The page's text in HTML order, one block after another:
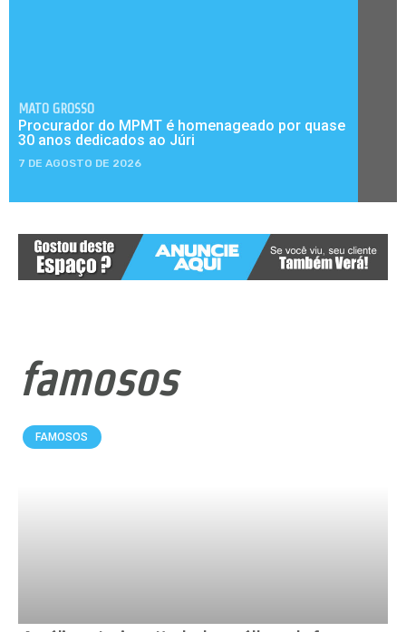
MATO GROSSO
Procurador do MPMT é homenageado por quase
30 anos dedicados ao Júri
7 DE AGOSTO DE 2026
famosos
FAMOSOS